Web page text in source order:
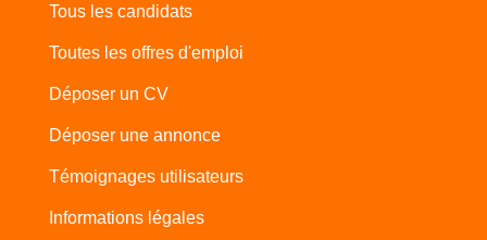
Tous les candidats
Toutes les offres d'emploi
Déposer un CV
Déposer une annonce
Témoignages utilisateurs
Informations légales